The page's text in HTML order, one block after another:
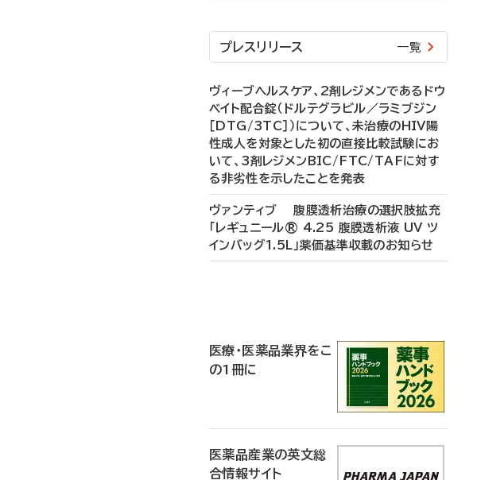
プレスリリース 一覧
ヴィーブヘルスケア、2剤レジメンであるドウ
ベイト配合錠（ドルテグラビル／ラミブジン
［DTG/3TC］）について、未治療のHIV陽
性成人を対象とした初の直接比較試験にお
いて、3剤レジメンBIC/FTC/TAFに対す
る非劣性を示したことを発表
ヴァンティブ 腹膜透析治療の選択肢拡充
「レギュニール® 4.25 腹膜透析液 UV ツ
インバッグ1.5L」薬価基準収載のお知らせ
医療・医薬品業界をこ
の1冊に
医薬品産業の英文総
合情報サイト